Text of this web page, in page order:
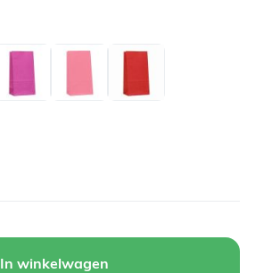
In winkelwagen